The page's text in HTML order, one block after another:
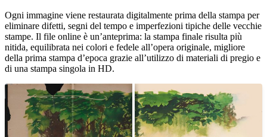
Ogni immagine viene restaurata digitalmente prima della stampa per
eliminare difetti, segni del tempo e imperfezioni tipiche delle vecchie
stampe. Il file online è un’anteprima: la stampa finale risulta più
nitida, equilibrata nei colori e fedele all’opera originale, migliore
della prima stampa d’epoca grazie all’utilizzo di materiali di pregio e
di una stampa singola in HD.